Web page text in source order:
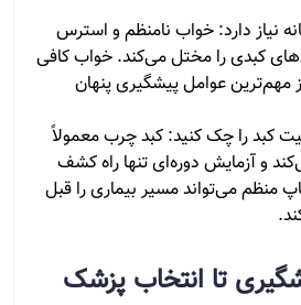
نیاز دارد: خواب نامنظم و استرس
کبدی را مختل می‌کند. خواب کافی
مهم‌ترین عوامل پیشگیری پنهان
کبد را چک کنید: کبد چرب معمولاً
و آزمایش دوره‌ای تنها راه کشف
منظم می‌تواند مسیر بیماری را قبل
تا انتخاب پزشک